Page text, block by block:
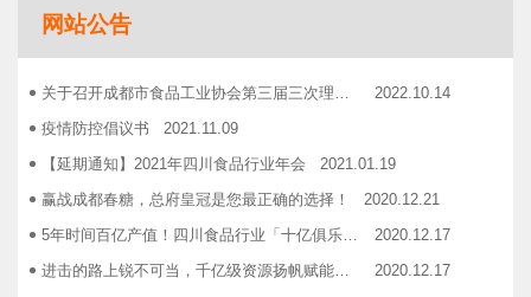
志宏印务灾后复产暨十五周年感恩答谢会
网站公告
关于召开成都市食品工业协会第三届三次理事会的通知
2022.10.14
疫情防控倡议书
2021.11.09
【延期通知】2021年四川食品行业年会
2021.01.19
赢战成都春糖，总府皇冠是您最正确的选择！
2020.12.21
5年时间百亿产值！四川食品行业「十亿俱乐部」合伙人招募！
2020.12.17
进击的路上锐不可当，千亿级资源扬帆赋能！电商启航班招募啦！
2020.12.17